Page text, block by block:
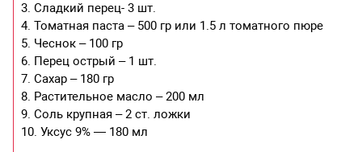
3. Сладкий перец- 3 шт.
4. Томатная паста – 500 гр или 1.5 л томатного пюре
5. Чеснок – 100 гр
6. Перец острый – 1 шт.
7. Сахар – 180 гр
8. Растительное масло – 200 мл
9. Соль крупная – 2 ст. ложки
10. Уксус 9% — 180 мл